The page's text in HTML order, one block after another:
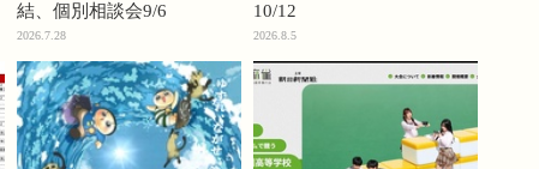
結、個別相談会9/6
2026.7.28
10/12
2026.8.5